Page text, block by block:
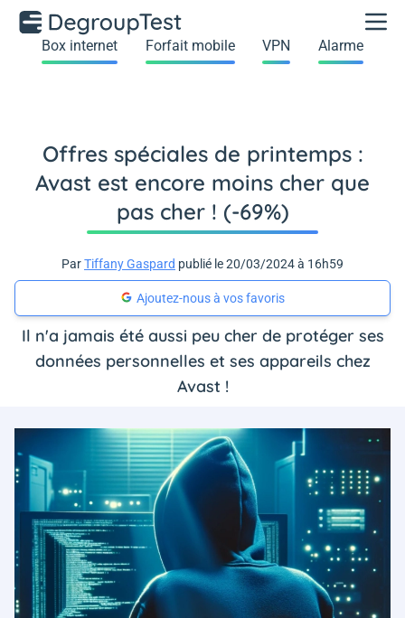
Box internet Forfait mobile VPN Alarme
Offres spéciales de printemps :
Avast est encore moins cher que
pas cher ! (-69%)
ParTiffany Gaspard publié le 20/03/2024 à 16h59
Ajoutez-nous à vos favoris
Il n'a jamais été aussi peu cher de protéger ses
données personnelles et ses appareils chez
Avast !